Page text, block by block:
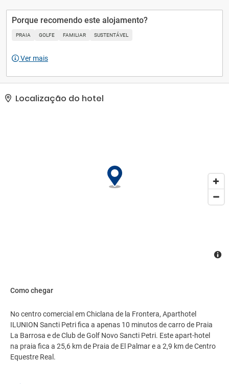
cortesia fica fácil dar um passeio na praia.. As comodidades
presentes incluem um computador, serviço de lavanderia e
lavagem a seco e balcão de recepção 24 horas. Estacionamento
Porque recomendo este alojamento?
PRAIA GOLFE FAMILIAR SUSTENTÁVEL
Ver mais
Localização do hotel
Como chegar
No centro comercial em Chiclana de la Frontera, Aparthotel
ILUNION Sancti Petri fica a apenas 10 minutos de carro de Praia
La Barrosa e de Club de Golf Novo Sancti Petri. Este apart-hotel
na praia fica a 25,6 km de Praia de El Palmar e a 2,9 km de Centro
Equestre Real.